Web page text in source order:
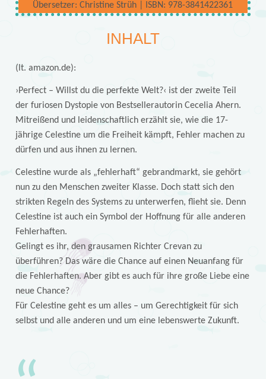
Übersetzer: Christine Strüh | ISBN: 978-3841422361
INHALT
(lt. amazon.de):
›Perfect – Willst du die perfekte Welt?‹ ist der zweite Teil
der furiosen Dystopie von Bestsellerautorin Cecelia Ahern.
Mitreißend und leidenschaftlich erzählt sie, wie die 17-
jährige Celestine um die Freiheit kämpft, Fehler machen zu
dürfen und aus ihnen zu lernen.
Celestine wurde als „fehlerhaft“ gebrandmarkt, sie gehört
nun zu den Menschen zweiter Klasse. Doch statt sich den
strikten Regeln des Systems zu unterwerfen, flieht sie. Denn
Celestine ist auch ein Symbol der Hoffnung für alle anderen
Fehlerhaften.
Gelingt es ihr, den grausamen Richter Crevan zu
überführen? Das wäre die Chance auf einen Neuanfang für
die Fehlerhaften. Aber gibt es auch für ihre große Liebe eine
neue Chance?
Für Celestine geht es um alles – um Gerechtigkeit für sich
selbst und alle anderen und um eine lebenswerte Zukunft.